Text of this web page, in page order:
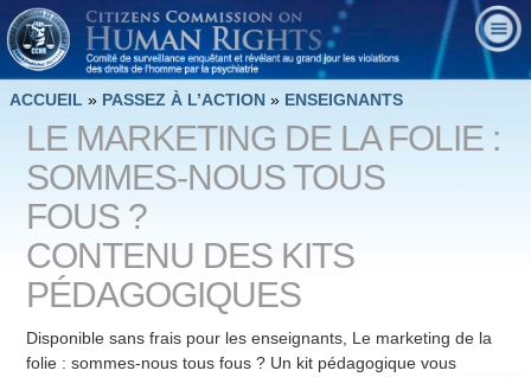
ACCUEIL » PASSEZ À L’ACTION » ENSEIGNANTS
LE MARKETING DE LA FOLIE :
SOMMES-NOUS TOUS
FOUS ?
CONTENU DES KITS
PÉDAGOGIQUES
Disponible sans frais pour les enseignants, Le marketing de la
folie : sommes-nous tous fous ? Un kit pédagogique vous